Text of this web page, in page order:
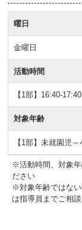
曜日
金曜日
活動時間
【1部】16:40-17:40
対象年齢
【1部】未就園児
※活動時間、対象年
ださい
※対象年齢ではな
は指導員までご相